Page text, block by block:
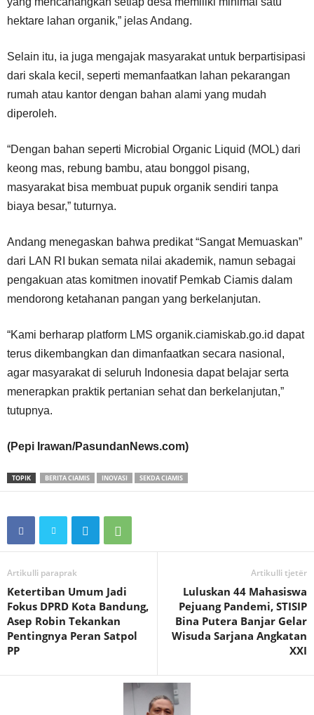
hektare lahan organik,” jelas Andang.
Selain itu, ia juga mengajak masyarakat untuk berpartisipasi
dari skala kecil, seperti memanfaatkan lahan pekarangan
rumah atau kantor dengan bahan alami yang mudah
diperoleh.
“Dengan bahan seperti Microbial Organic Liquid (MOL) dari
keong mas, rebung bambu, atau bonggol pisang,
masyarakat bisa membuat pupuk organik sendiri tanpa
biaya besar,” tuturnya.
Andang menegaskan bahwa predikat “Sangat Memuaskan”
dari LAN RI bukan semata nilai akademik, namun sebagai
pengakuan atas komitmen inovatif Pemkab Ciamis dalam
mendorong ketahanan pangan yang berkelanjutan.
“Kami berharap platform LMS organik.ciamiskab.go.id dapat
terus dikembangkan dan dimanfaatkan secara nasional,
agar masyarakat di seluruh Indonesia dapat belajar serta
menerapkan praktik pertanian sehat dan berkelanjutan,”
tutupnya.
(Pepi Irawan/PasundanNews.com)
TOPIK BERITA CIAMIS INOVASI SEKDA CIAMIS
Artikulli paraprak
Ketertiban Umum Jadi
Fokus DPRD Kota Bandung,
Asep Robin Tekankan
Pentingnya Peran Satpol
PP
Artikulli tjetër
Luluskan 44 Mahasiswa
Pejuang Pandemi, STISIP
Bina Putera Banjar Gelar
Wisuda Sarjana Angkatan
XXI